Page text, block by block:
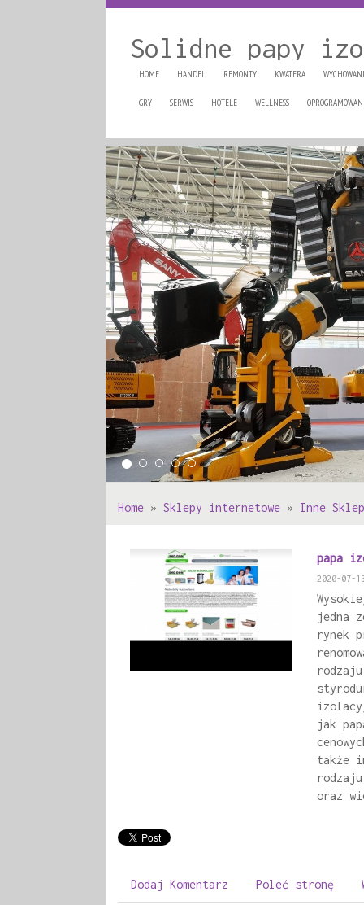
Solidne papy
HOME HANDEL REMONTY KWATERA
GRY SERWIS HOTELE WELLNESS
Home » Sklepy internetowe » Inne
papa
2020-07-
jedna
rynek
jak
także
oraz
Dodaj Komentarz Poleć stronę